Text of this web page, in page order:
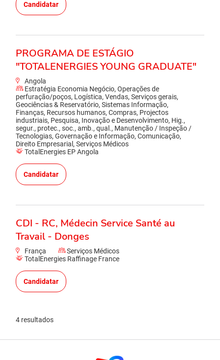
Candidatar
PROGRAMA DE ESTÁGIO
"TOTALENERGIES YOUNG GRADUATE"
Angola
Estratégia Economia Negócio, Operações de
perfuração/poços, Logística, Vendas, Serviços gerais,
Geociências & Reservatório, Sistemas Informação,
Finanças, Recursos humanos, Compras, Projectos
industriais, Pesquisa, Inovação e Desenvolvimento, Hig.,
segur., protec., soc., amb., qual., Manutenção / Inspeção /
Tecnologias, Governação e Informação, Comunicação,
Direito Empresarial, Serviços Médicos
TotalEnergies EP Angola
Candidatar
CDI - RC, Médecin Service Santé au
Travail - Donges
França
Serviços Médicos
TotalEnergies Raffinage France
Candidatar
4 resultados